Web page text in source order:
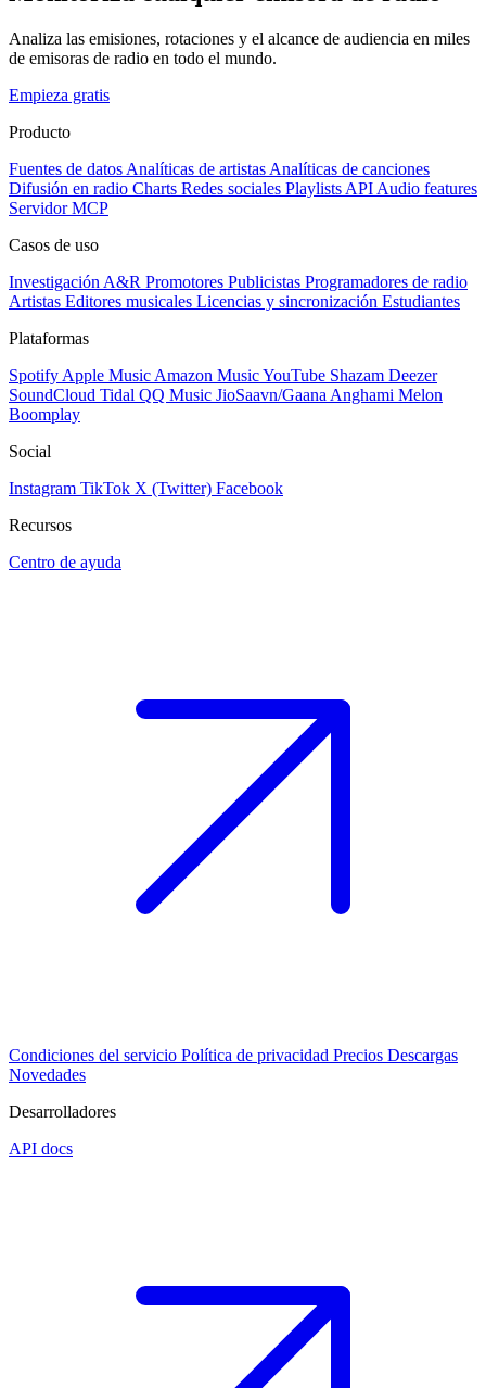
Analiza las emisiones, rotaciones y el alcance de audiencia en miles
de emisoras de radio en todo el mundo.
Empieza gratis
Producto
Fuentes de datos Analíticas de artistas Analíticas de canciones
Difusión en radio Charts Redes sociales Playlists API Audio features
Servidor MCP
Casos de uso
Investigación A&R Promotores Publicistas Programadores de radio
Artistas Editores musicales Licencias y sincronización Estudiantes
Plataformas
Spotify Apple Music Amazon MusicYouTube Shazam Deezer
SoundCloud Tidal QQ Music JioSaavn/Gaana Anghami Melon
Boomplay
Social
Instagram TikTok X (Twitter) Facebook
Recursos
Centro de ayuda
Condiciones del servicio Política de privacidad Precios Descargas
Novedades
Desarrolladores
API docs